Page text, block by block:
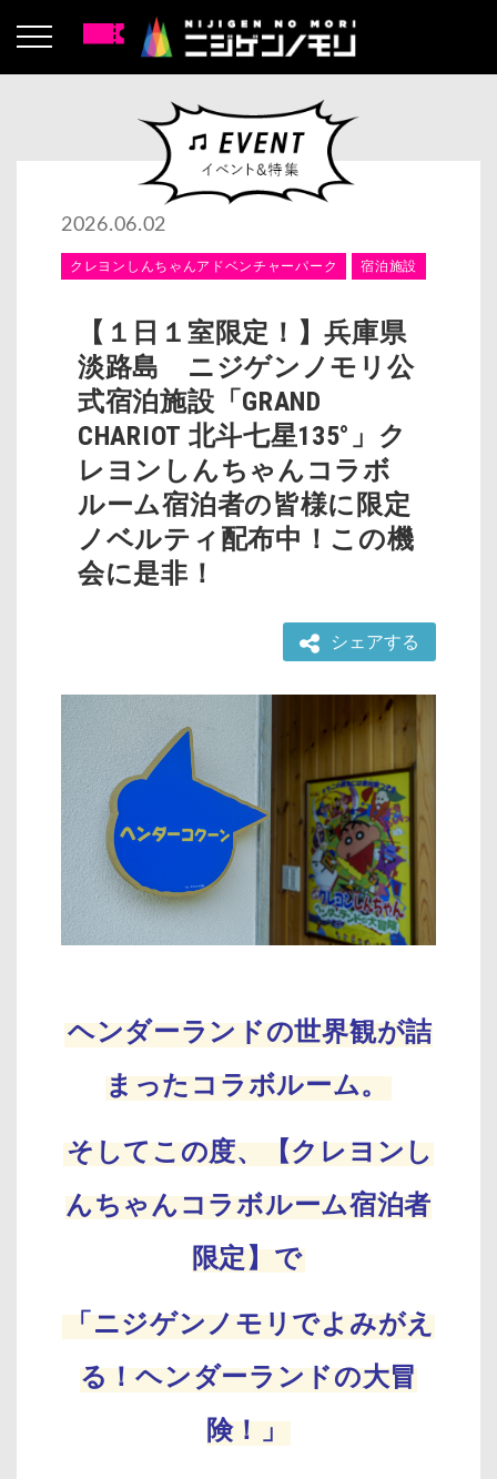
2026.06.02
クレヨンしんちゃんアドベンチャーパーク 宿泊施設
【１日１室限定！】兵庫県
淡路島 ニジゲンノモリ公
式宿泊施設「GRAND
CHARIOT 北斗七星135°」ク
レヨンしんちゃんコラボ
ルーム宿泊者の皆様に限定
ノベルティ配布中！この機
会に是非！
シェアする
ヘンダーランドの世界観が詰
まったコラボルーム。
そしてこの度、【クレヨンし
んちゃんコラボルーム宿泊者
限定】で
「ニジゲンノモリでよみがえ
る！ヘンダーランドの大冒
険！」